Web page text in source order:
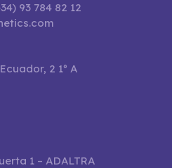
93 784 82 12
2 1º A
1 – ADALTRA